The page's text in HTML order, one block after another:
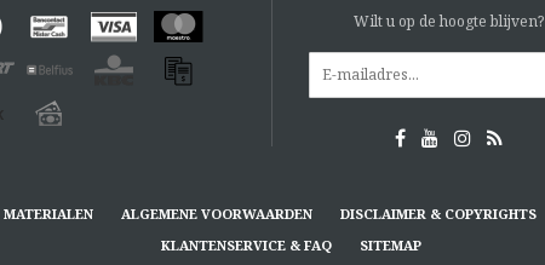
Wilt u op de hoogte blijven?
MATERIALEN ALGEMENE VOORWAARDEN DISCLAIMER & COPYRIGHTS
KLANTENSERVICE & FAQ
SITEMAP